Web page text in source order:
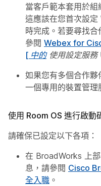
當客戶範本套用於組
這應該在您首次設
時完成。若要尋找
參閱 Webex for
[ 中的使用設定服務
如果您有多個合作
一個專用的裝置管
使用 Room OS 進行啟動
請確保已設定以下各項：
在 BroadWorks 上
息，請參閱 Cisco
全入職 。